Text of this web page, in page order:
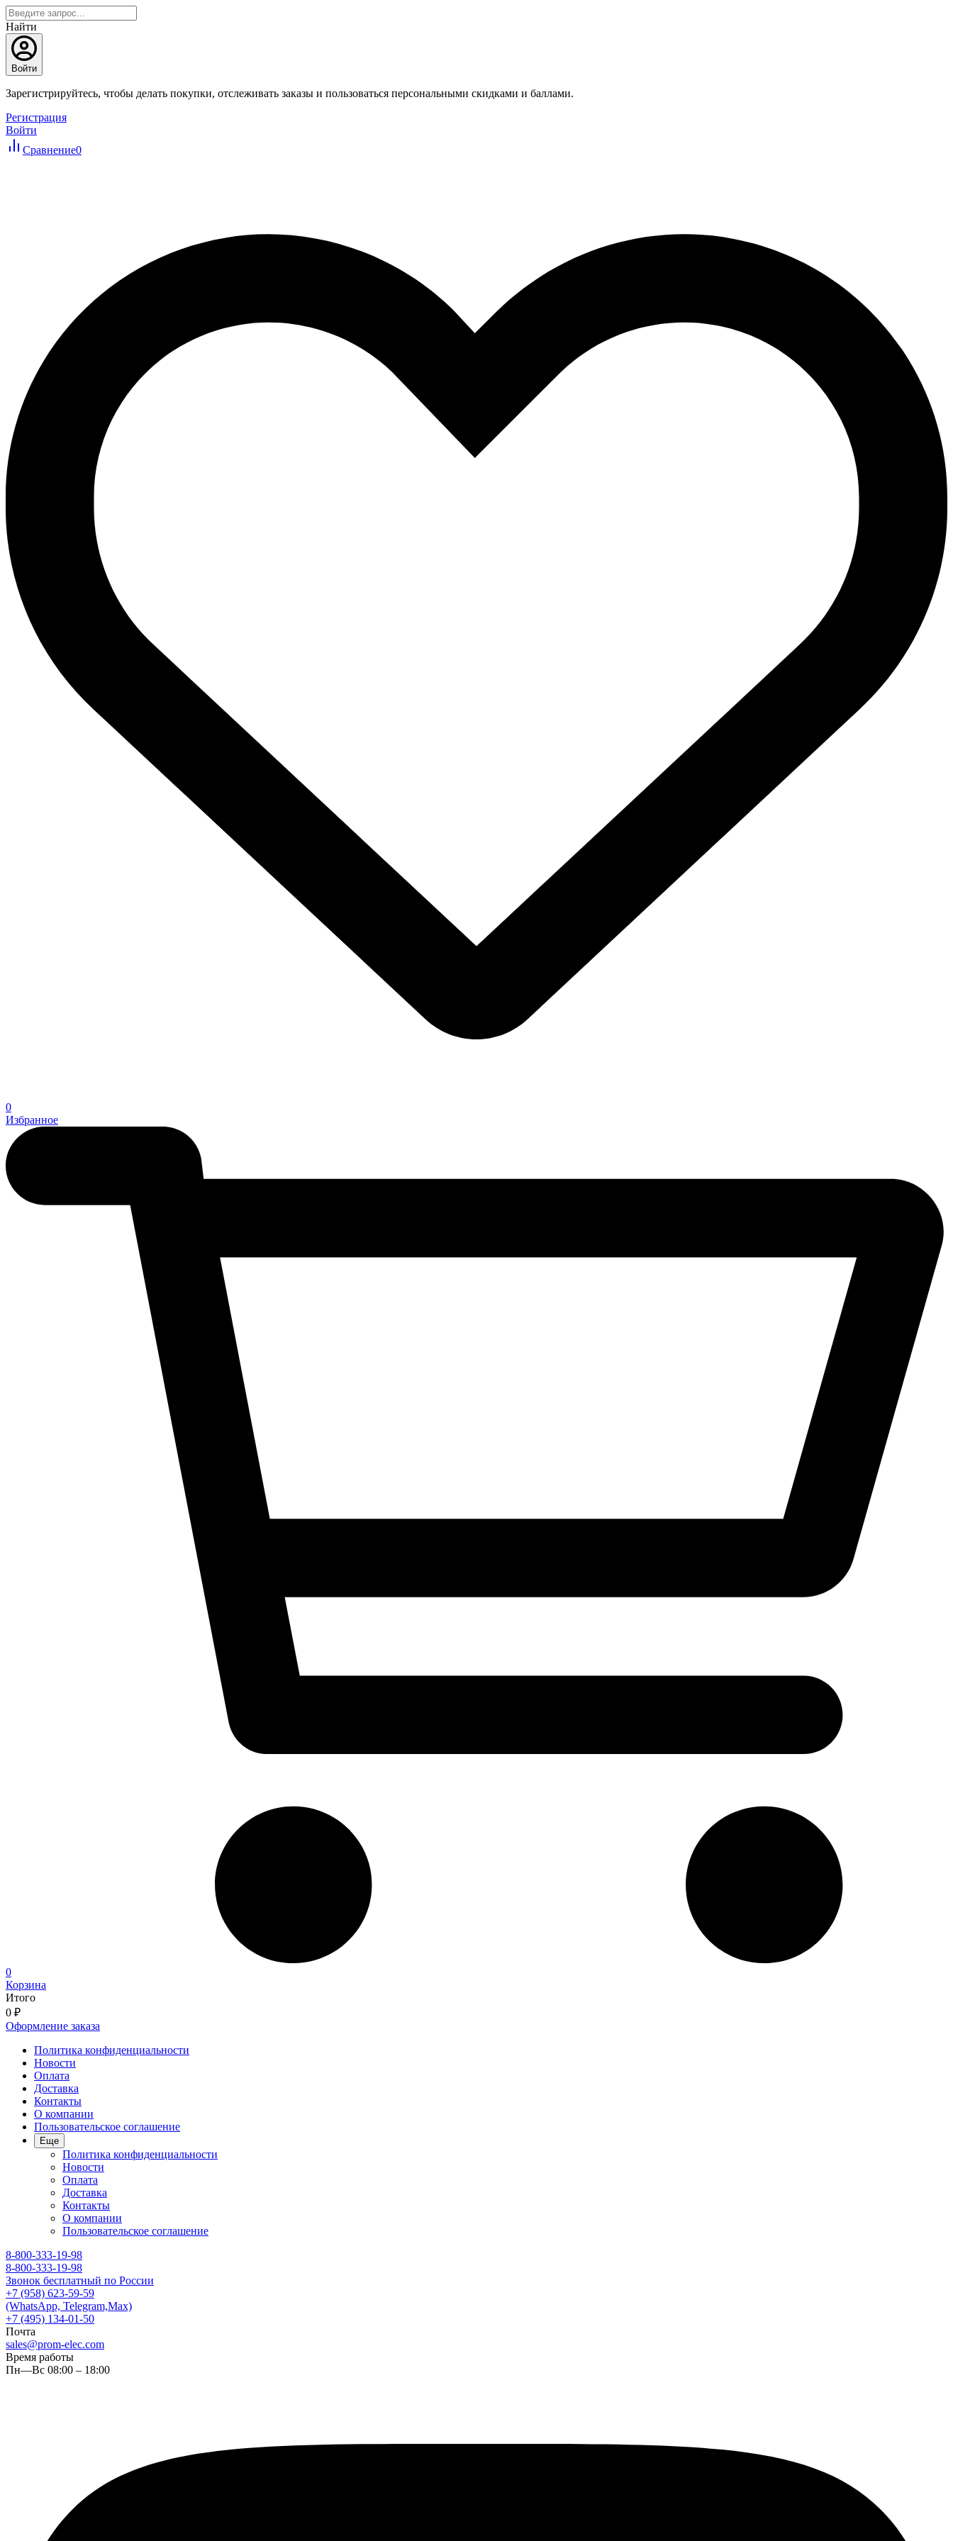
Найти
Войти
Зарегистрируйтесь, чтобы делать покупки, отслеживать заказы и пользоваться персональными скидками и баллами.
Регистрация
Войти
Сравнение0
0
Избранное
0
Корзина
Итого
0 ₽
Оформление заказа
Политика конфиденциальности
Новости
Оплата
Доставка
Контакты
О компании
Пользовательское соглашение
Еще
Политика конфиденциальности
Новости
Оплата
Доставка
Контакты
О компании
Пользовательское соглашение
8-800-333-19-98
8-800-333-19-98
Звонок бесплатный по России
+7 (958) 623-59-59
(WhatsApp, Telegram,Max)
+7 (495) 134-01-50
Почта
sales@prom-elec.com
Время работы
Пн—Вс 08:00 – 18:00